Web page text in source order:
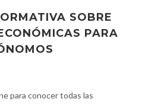
SOBRE
PARA
para conocer todas las